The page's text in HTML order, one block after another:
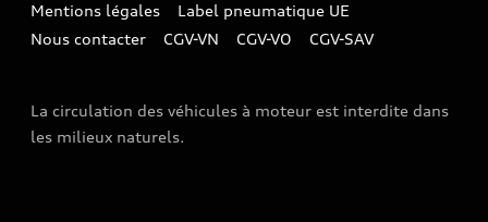
Mentions légales
Label pneumatique UE
Nous contacter
CGV-VN CGV-VO CGV-SAV
La circulation des véhicules à moteur est interdite dans
les milieux naturels.